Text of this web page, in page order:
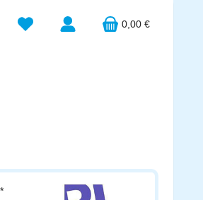
Du hast 0 Produkte auf dem
0,00 €